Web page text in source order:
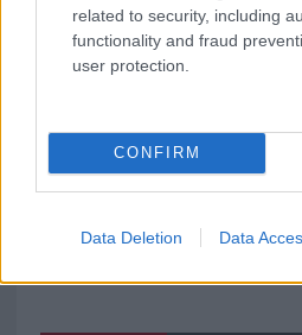
related to security, including
functionality and fraud
user protection.
CONFIRM
Data Deletion Data
Incidente sulla 125 a
danni ingenti